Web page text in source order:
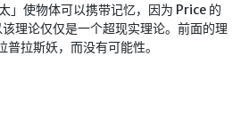
」使物体可以携带记忆，因为 Price 的
理论仅仅是一个超现实理论。前面的理
拉斯妖，而没有可能性。